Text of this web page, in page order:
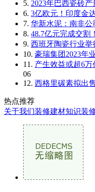
5. 2023年巴西瓷砖产
6. 3亿欧元！印度金
7. 华新水泥：南非
8. 48.7亿元完成交割
9. 西班牙陶瓷行业举
10. 豪瑞集团2023年
11. 产生效益或超6
06
12. 西格里碳素拟出
热点推荐
关于我们装修建材知识装